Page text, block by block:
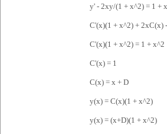
y' - 2xy/(1 + x^2) = 1 +
C'(x)(1 + x^2) + 2xC(x)
C'(x)(1 + x^2) = 1 + x^2
C'(x) = 1
C(x) = x + D
y(x) = C(x)(1 + x^2)
y(x) = (x+D)(1 + x^2)